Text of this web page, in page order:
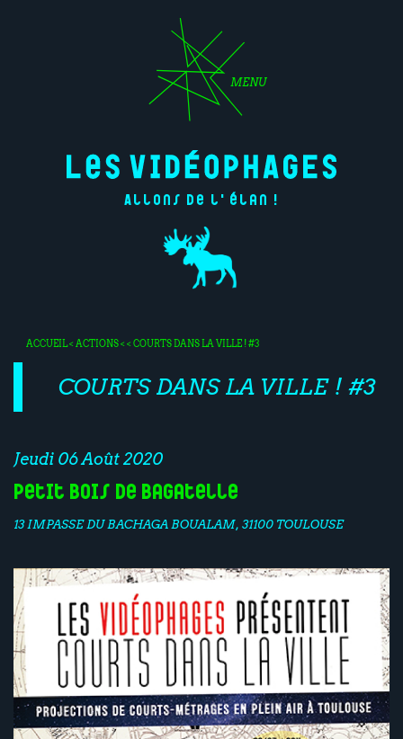
MENU
Allons de l'élan !
ACCUEIL<ACTIONS< < COURTS DANS LA VILLE ! #3
COURTS DANS LA VILLE ! #3
Jeudi 06 Août 2020
Petit Bois de Bagatelle
13 IMPASSE DU BACHAGA BOUALAM, 31100 TOULOUSE